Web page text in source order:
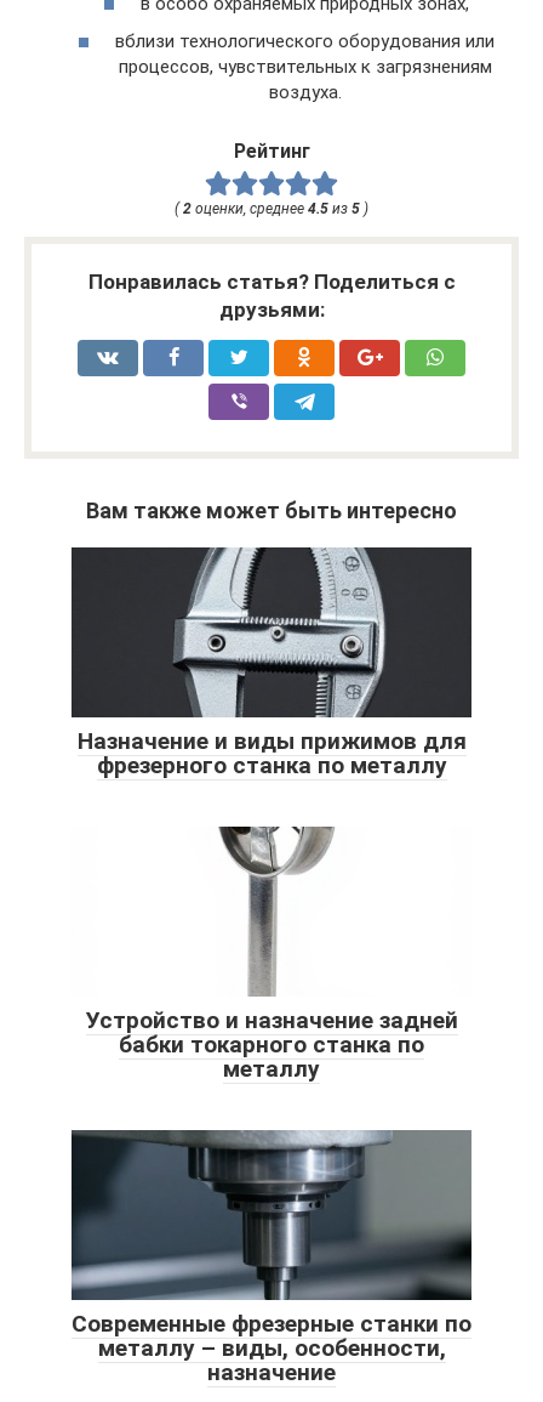
вблизи технологического оборудования или
процессов, чувствительных к загрязнениям
воздуха.
Рейтинг
( 2 оценки, среднее 4.5 из 5 )
Понравилась статья? Поделиться с
друзьями:
Вам также может быть интересно
Назначение и виды прижимов для
фрезерного станка по металлу
Устройство и назначение задней
бабки токарного станка по
металлу
Современные фрезерные станки по
металлу – виды, особенности,
назначение